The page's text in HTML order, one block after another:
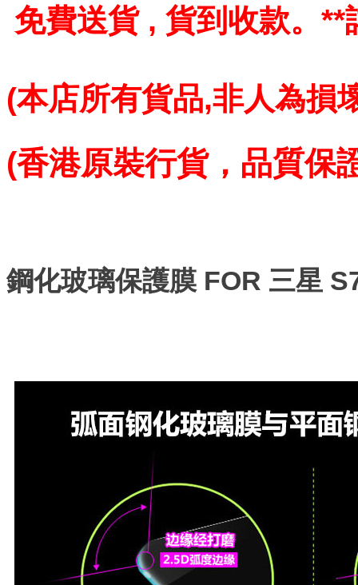
免費送貨 , 貨到收款。 **
(本店所有貨品,非人為損
(香港原裝行貨，品質保
鋼化玻璃保護膜 FOR 三星